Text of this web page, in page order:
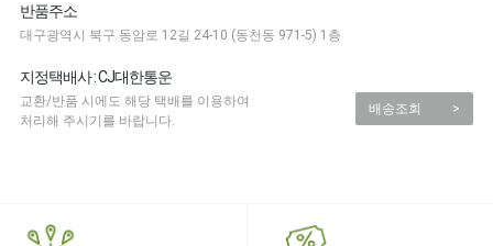
반품주소
대구광역시 북구 동암로 12길 24-10 (동천동 971-5) 1층
지정택배사 : CJ대한통운
교환/반품 시에도 해당 택배를 이용하여
처리해 주시기를 바랍니다.
배송조회 >